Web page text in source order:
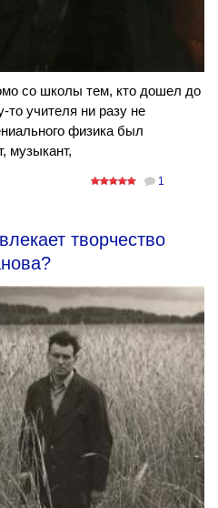
со школы тем, кто дошел до
то учителя ни разу не
физика был
музыкант,
1
творчество